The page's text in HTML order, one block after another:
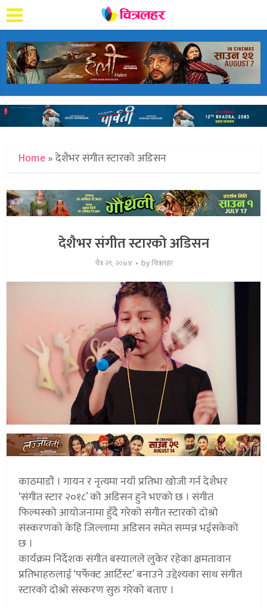
Home»देशैभर संगीत स्टारको अडिसन
देशैभर संगीत स्टारको अडिसन
चैत्र २९, २०७४ byचित्रलहर
काठमाडौं । गायन र नृत्यमा नयाँ प्रतिभा खोजी गर्न देशैभर
‘संगीत स्टार २०१८’ को अडिसन हुने भएको छ । संगीत
फिल्मस्को आयोजनामा हुँदै गरेको संगीत स्टारको दोश्रो
संस्करणको केहि जिल्लामा अडिसन समेत सम्पन्न भईसकेको
छ ।
कार्यक्रम निर्देशक संगीत बस्यालले लुकेर रहेका क्षमतावान
प्रतिभाहरुलाई ‘पर्फेक्ट आर्टिस्ट’ बनाउने उद्देश्यका साथ संगीत
स्टारको दोश्रो संस्करण सुरु गरेको बताए ।